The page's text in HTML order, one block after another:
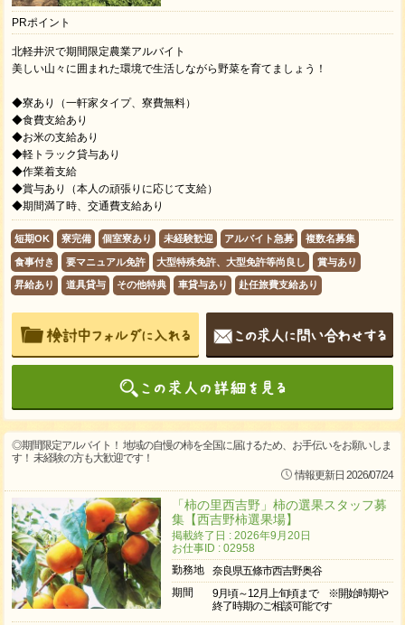
PRポイント
北軽井沢で期間限定農業アルバイト
美しい山々に囲まれた環境で生活しながら野菜を育てましょう！
◆寮あり（一軒家タイプ、寮費無料）
◆食費支給あり
◆お米の支給あり
◆軽トラック貸与あり
◆作業着支給
◆賞与あり（本人の頑張りに応じて支給）
◆期間満了時、交通費支給あり
短期OK 寮完備 個室寮あり 未経験歓迎 アルバイト急募 複数名募集
食事付き 要マニュアル免許 大型特殊免許、大型免許等尚良し 賞与あり
昇給あり 道具貸与 その他特典 車貸与あり 赴任旅費支給あり
◎期間限定アルバイト！ 地域の自慢の柿を全国に届けるため、お手伝いをお願いしま
す！ 未経験の方も大歓迎です！
情報更新日 2026/07/24
「柿の里西吉野」柿の選果スタッフ募
集【西吉野柿選果場】
掲載終了日 : 2026年9月20日
お仕事ID : 02958
勤務地
奈良県五條市西吉野奥谷
期間
9月頃～12月上旬頃まで ※開始時期や
終了時期のご相談可能です